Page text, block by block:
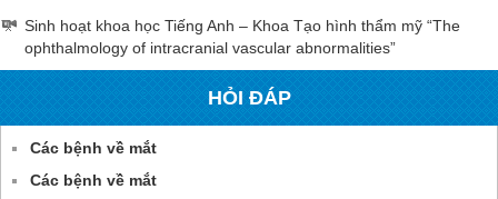
Sinh hoạt khoa học Tiếng Anh – Khoa Tạo hình thẩm mỹ “The
ophthalmology of intracranial vascular abnormalities”
HỎI ĐÁP
Các bệnh về mắt
Các bệnh về mắt